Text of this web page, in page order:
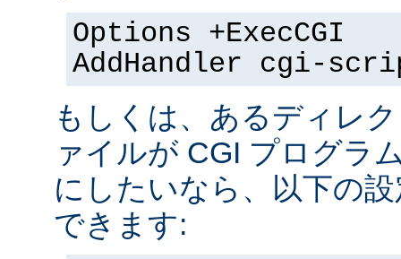
Options +ExecCGI
AddHandler cgi-
もしくは、あるディレ
ァイルが CGI プログラ
にしたいなら、以下の
できます: